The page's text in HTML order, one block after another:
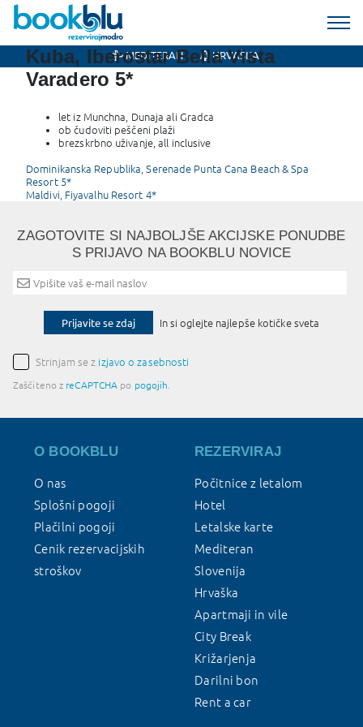
MEDITERAN HRVAŠKA
Kuba, Iberostar Bella Vista
Varadero 5*
let iz Munchna, Dunaja ali Gradca
ob čudoviti peščeni plaži
brezskrbno uživanje, all inclusive
Post
navigation
Dominikanska Republika, Serenade Punta Cana Beach & Spa
Resort 5*
Maldivi, Fiyavalhu Resort 4*
ZAGOTOVITE SI NAJBOLJŠE AKCIJSKE PONUDBE
S PRIJAVO NA BOOKBLU NOVICE
Prijavite se zdaj In si oglejte najlepše kotičke sveta
Strinjam se z izjavo o zasebnosti
Zaščiteno z reCAPTCHA po pogojih
O BOOKBLU
O nas
Splošni pogoji
Plačilni pogoji
Cenik rezervacijskih
stroškov
REZERVIRAJ
Počitnice z letalom
Hotel
Letalske karte
Mediteran
Slovenija
Hrvaška
Apartmaji in vile
City Break
Križarjenja
Darilni bon
Rent a car